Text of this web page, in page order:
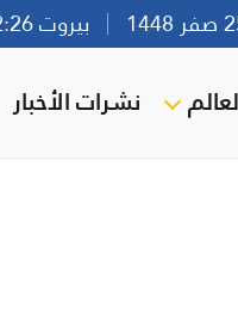
بيروت 12:26
نشرات الأخبار